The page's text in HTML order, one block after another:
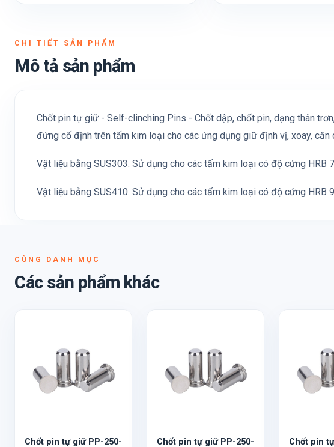
CHI TIẾT SẢN PHẨM
Mô tả sản phẩm
Chốt pin tự giữ - Self-clinching Pins - Chốt dập, chốt pin, dạng thân
đứng cố định trên tấm kim loại cho các ứng dụng giữ định vị, xoay, căn
Vật liệu bằng SUS303: Sử dụng cho các tấm kim loại có độ cứng HRB
Vật liệu bằng SUS410: Sử dụng cho các tấm kim loại có độ cứng HRB
CÙNG DANH MỤC
Các sản phẩm khác
Chốt pin tự giữ PP-250-
Chốt pin tự giữ PP-250-
Chốt pin